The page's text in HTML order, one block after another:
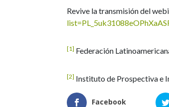
Revive la transmisión del
[1] Federación
[2] Instituto de Prospectiva e
Facebook